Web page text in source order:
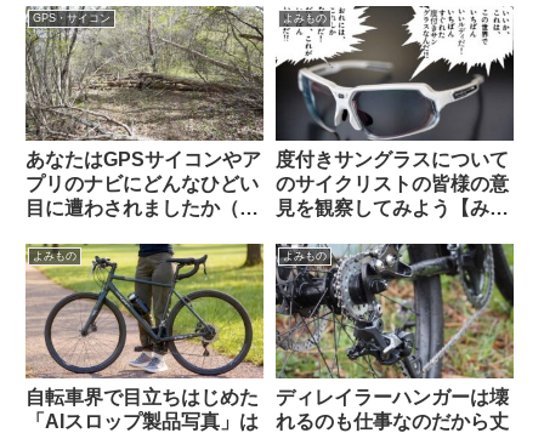
泣かない価格】
GPS・サイコン
あなたはGPSサイコンやア
プリのナビにどんなひどい
目に遭わされましたか（海
よみもの
度付きサングラスについて
のサイクリストの皆様の意
見を観察してみよう【みん
い。】
よみもの
自転車界で目立ちはじめた
「AIスロップ製品写真」は
よみもの
ディレイラーハンガーは壊
れるのも仕事なのだから丈